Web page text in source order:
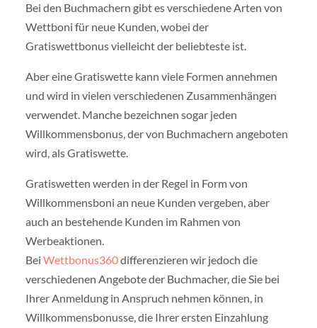
Bei den Buchmachern gibt es verschiedene Arten von
Wettboni für neue Kunden, wobei der
Gratiswettbonus vielleicht der beliebteste ist.
Aber eine Gratiswette kann viele Formen annehmen
und wird in vielen verschiedenen Zusammenhängen
verwendet. Manche bezeichnen sogar jeden
Willkommensbonus, der von Buchmachern angeboten
wird, als Gratiswette.
Gratiswetten werden in der Regel in Form von
Willkommensboni an neue Kunden vergeben, aber
auch an bestehende Kunden im Rahmen von
Werbeaktionen.
Bei Wettbonus360differenzieren wir jedoch die
verschiedenen Angebote der Buchmacher, die Sie bei
Ihrer Anmeldung in Anspruch nehmen können, in
Willkommensbonusse, die Ihrer ersten Einzahlung